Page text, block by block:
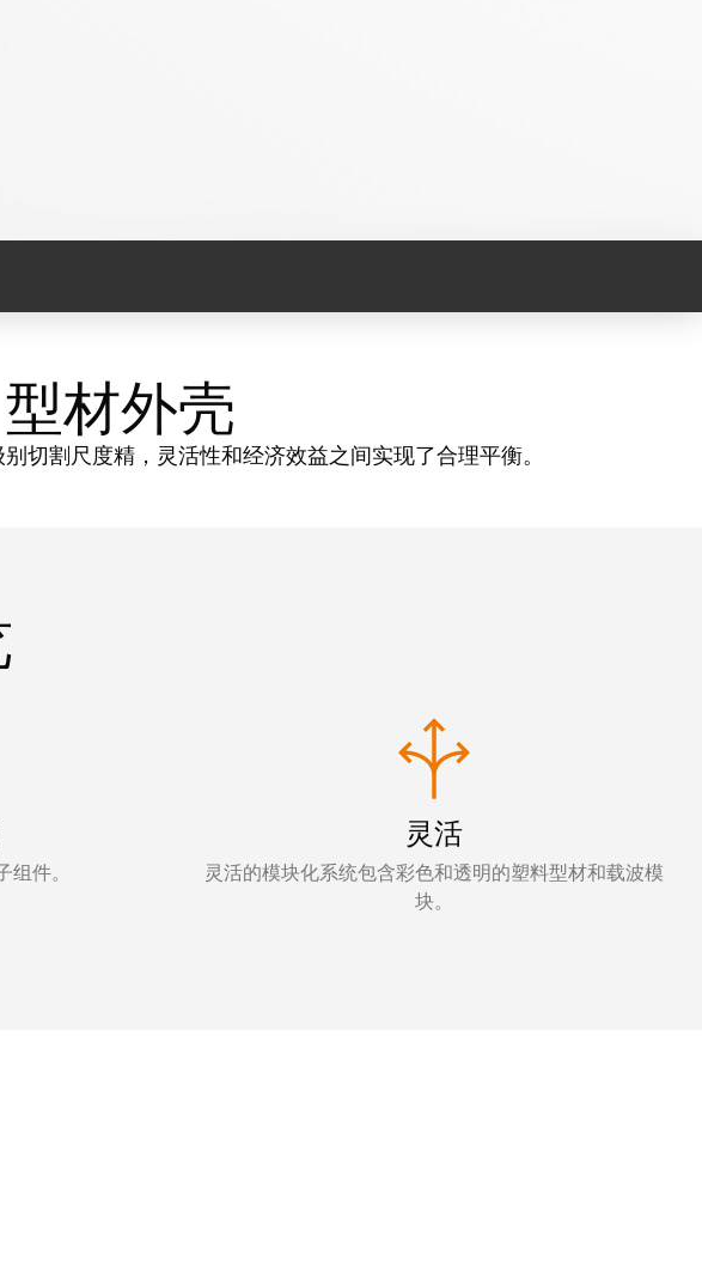
材外壳
切割尺度精，灵活性和经济效益之间实现了合理平衡。
件。
灵活
灵活的模块化系统包含彩色和透明的塑料型材和载波模
块。